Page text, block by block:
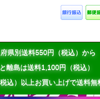
県別送料550円（税込）から
離島は送料1,100円（税込）
込）以上お買い上げで送料無